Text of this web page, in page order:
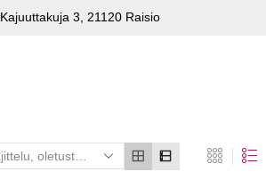
Kajuuttakuja 3, 21120 Raisio